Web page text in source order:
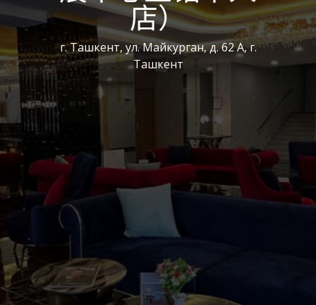
店）
г. Ташкент, ул. Майкурган, д. 62 А, г.
Ташкент